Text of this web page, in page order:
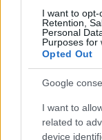
I want to opt-
Retention,
Personal
Purposes for
Opted Out
Google
I want to
related to
device
“Tik daudz
Modris
atklāj, ko
konstatēja
suņu kuņģos